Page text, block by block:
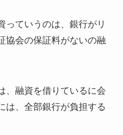
っていうのは、銀行がリ
協会の保証料がないの融
、融資を借りているに会
は、全部銀行が負担する